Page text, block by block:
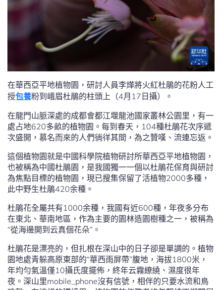
在華西亞平地植物園，研討人員李燁將火紅杜鵑的花粉人工
授包養粉到峨眉杜鵑的柱頭上（4月17日攝）。
在龍門山脈深處的成都會都江堰龍池國家叢林公園里，有一
處占地620多畝的植物園。每到春天，104種杜鵑花次序遞
次盛開，慕名而來的人們徜徉其間，為之贊嘆、流連忘返。
這個植物園就是中國科學院植物研討所華西亞平地植物園，
也被稱為中國杜鵑園，是我國獨一一個以杜鵑花保育與研討
為焦點目標的植物園，現已搜集保留了活植物2000多種，
此中野生杜鵑420余種。
杜鵑花全屬共有1000余種，我國有近600種，年夜多分布
在東北、華南地區，作為主要的園林造園樹種之一，被稱為
“從海邊開到云真個花朵”。
杜鵑花是漂亮的，但扎根在深山中的日子卻是單調的。植物
園地處青躲高原東部的“華西雨屏帶”腹地，海拔1800米，
年均勻氣溫僅10攝氏度擺佈，終年云霧繚繞、濕度很年
夜。深山里mobile_phone沒有信號，相伴的只要水流和鳥